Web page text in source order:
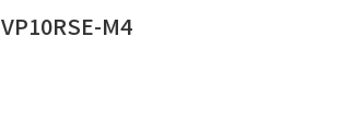
VP10RSE-M4